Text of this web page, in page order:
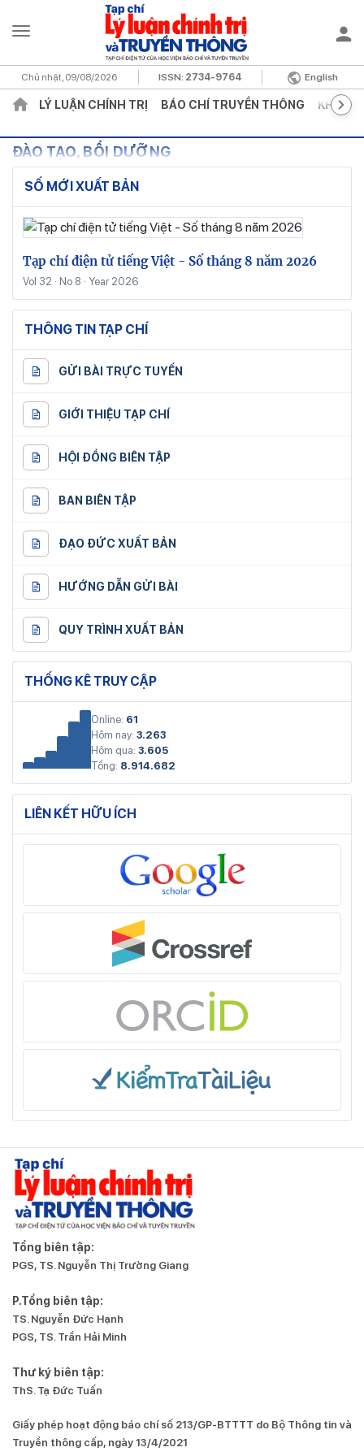
Chủ nhật, 09/08/2026 ISSN: 2734-9764 English
LÝ LUẬN CHÍNH TRỊ BÁO CHÍ TRUYỀN THÔNG KHOA
ĐÀO TẠO, BỒI DƯỠNG
SỐ MỚI XUẤT BẢN
Tạp chí điện tử tiếng Việt - Số tháng 8 năm 2026
Vol 32 · No 8 · Year 2026
THÔNG TIN TẠP CHÍ
GỬI BÀI TRỰC TUYẾN
GIỚI THIỆU TẠP CHÍ
HỘI ĐỒNG BIÊN TẬP
BAN BIÊN TẬP
ĐẠO ĐỨC XUẤT BẢN
HƯỚNG DẪN GỬI BÀI
QUY TRÌNH XUẤT BẢN
THỐNG KÊ TRUY CẬP
Online: 61
Hôm nay: 3.263
Hôm qua: 3.605
Tổng: 8.914.682
LIÊN KẾT HỮU ÍCH
Tổng biên tập:
PGS, TS. Nguyễn Thị Trường Giang
P.Tổng biên tập:
TS. Nguyễn Đức Hạnh
PGS, TS. Trần Hải Minh
Thư ký biên tập:
ThS. Tạ Đức Tuấn
Giấy phép hoạt động báo chí số 213/GP-BTTTT do Bộ Thông tin và
Truyền thông cấp, ngày 13/4/2021